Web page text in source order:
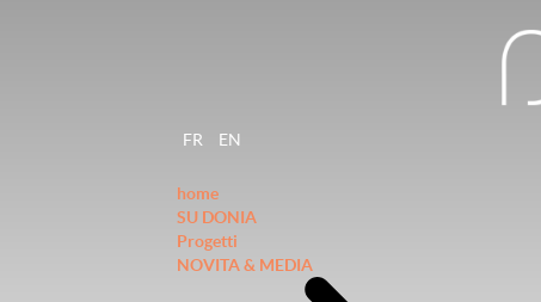
FR EN
home
SU DONIA
Progetti
NOVITA & MEDIA